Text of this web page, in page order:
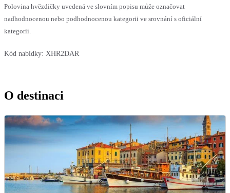
Polovina hvězdičky uvedená ve slovním popisu může označovat
nadhodnocenou nebo podhodnocenou kategorii ve srovnání s oficiální
kategorií.
Kód nabídky: XHR2DAR
O destinaci